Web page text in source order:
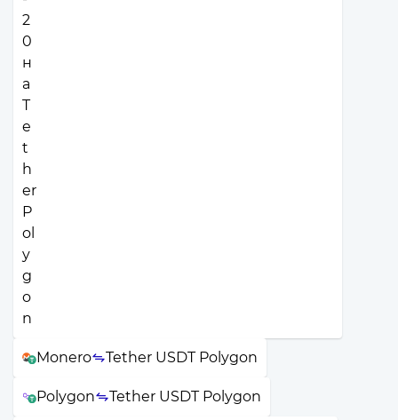
Monero Tether USDT Polygon
Polygon Tether USDT Polygon